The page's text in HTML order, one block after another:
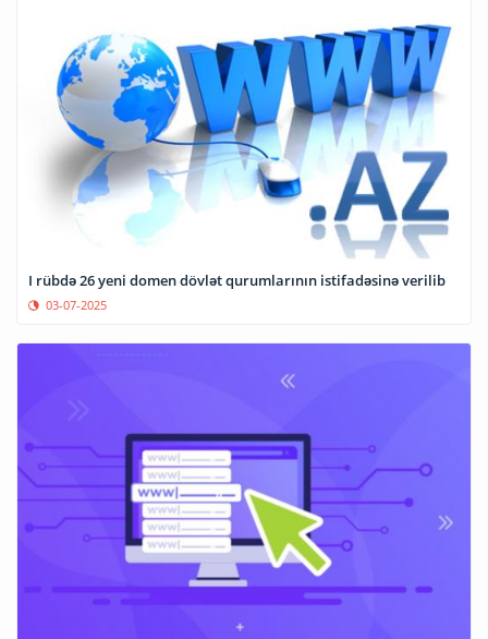
I rübdə 26 yeni domen dövlət qurumlarının istifadəsinə verilib
03-07-2025